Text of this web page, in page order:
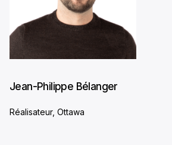
Jean-Philippe Bélanger
Réalisateur, Ottawa